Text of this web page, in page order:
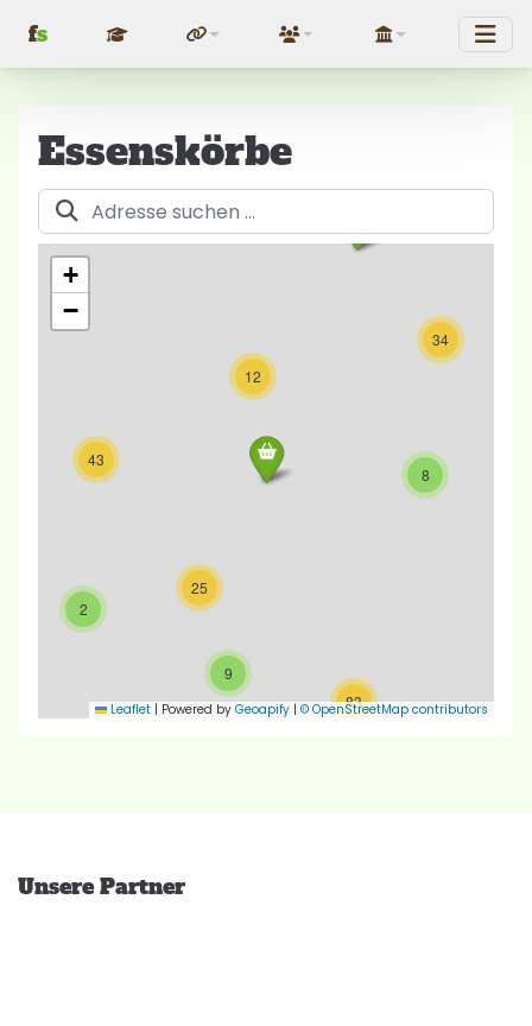
fs FundraisingÜber uns Politik
Essenskörbe
Adresse suchen …
2
12
34
9
43
8
25
83
+
−
Leaflet | Powered by Geoapify | © OpenStreetMap contributors
Unsere Partner